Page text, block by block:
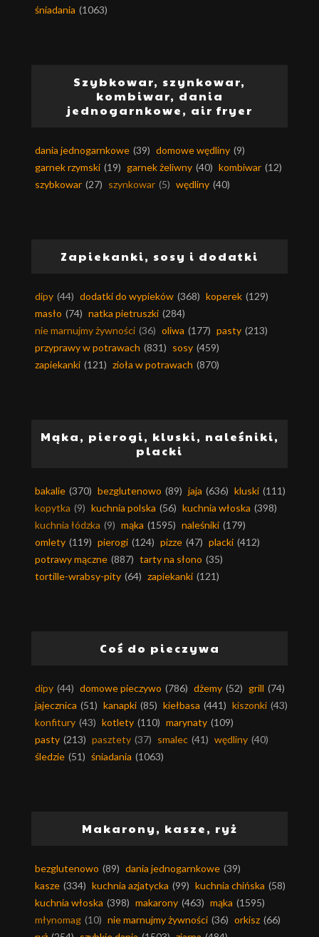
śniadania (1063)
Szybkowar, szynkowar,
kombiwar, dania
jednogarnkowe, air fryer
dania jednogarnkowe (39) domowe wędliny (9)
garnek rzymski (19) garnek żeliwny (40) kombiwar (12)
szybkowar (27) szynkowar (5) wędliny (40)
Zapiekanki, sosy i dodatki
dipy (44) dodatki do wypieków (368) koperek (129)
masło (74) natka pietruszki (284)
nie marnujmy żywności (36) oliwa (177) pasty (213)
przyprawy w potrawach (831) sosy (459)
zapiekanki (121) zioła w potrawach (870)
Mąka, pierogi, kluski, naleśniki,
placki
bakalie (370) bezglutenowo (89) jaja (636) kluski (111)
kopytka (9) kuchnia polska (56) kuchnia włoska (398)
kuchnia łódzka (9) mąka (1595) naleśniki (179)
omlety (119) pierogi (124) pizze (47) placki (412)
potrawy mączne (887) tarty na słono (35)
tortille-wrabsy-pity (64) zapiekanki (121)
Coś do pieczywa
dipy (44) domowe pieczywo (786) dżemy (52) grill (74)
jajecznica (51) kanapki (85) kiełbasa (441) kiszonki (43)
konfitury (43) kotlety (110) marynaty (109)
pasty (213) pasztety (37) smalec (41) wędliny (40)
śledzie (51) śniadania (1063)
Makarony, kasze, ryż
bezglutenowo (89) dania jednogarnkowe (39)
kasze (334) kuchnia azjatycka (99) kuchnia chińska (58)
kuchnia włoska (398) makarony (463) mąka (1595)
młynomag (10) nie marnujmy żywności (36) orkisz (66)